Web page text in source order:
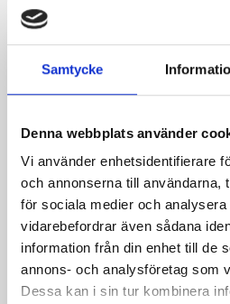
Samtycke
Denna webbplats använder
Vi använder enhetsidentifierare
och annonserna till användarna,
för sociala medier och
vidarebefordrar även sådana
information från din enhet till de
annons- och analysföretag som
Dessa kan i sin tur kombinera
med syltad lime
Relaterade recept:
cheesecake cheesecak
cake jul
Dela
på
Facebook
Dela
på
Twitter
Dela
på
Pinterest
Dela
via
e-
post
Skriv
ut